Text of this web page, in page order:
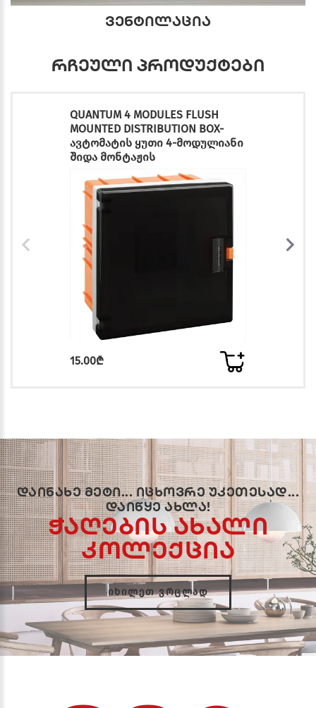
ვენტილაცია
რჩეული პროდუქტები
QUANTUM 4 MODULES FLUSH
MOUNTED DISTRIBUTION BOX-
ავტომატის ყუთი 4-მოდულიანი
შიდა მონტაჟის
15.00₾
დაინახე მეტი... იცხოვრე უკეთესად...
დაიწყე ახლა!
ჭაღების ახალი
კოლექცია
ᲘᲮᲘᲚᲔᲗ ᲕᲠᲪᲚᲐᲓ